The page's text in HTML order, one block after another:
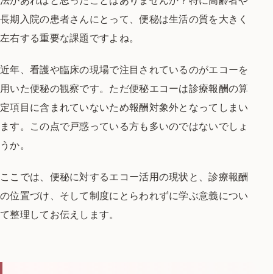
長期入院の患者さんにとって、便秘は生活の質を大きく
左右する重要な課題ですよね。
近年、看護や臨床の現場で注目されているのがエコーを
用いた便秘の観察です。 ただ便秘エコーは診療報酬の算
定項目に含まれていないため報酬対象外となってしまい
ます。
この点で戸惑っている方も多いのではないでしょ
うか。
ここでは、便秘に対するエコー活用の現状と、診療報酬
の位置づけ、 そして制度にとらわれずに学ぶ意義につい
て整理してお伝えします。